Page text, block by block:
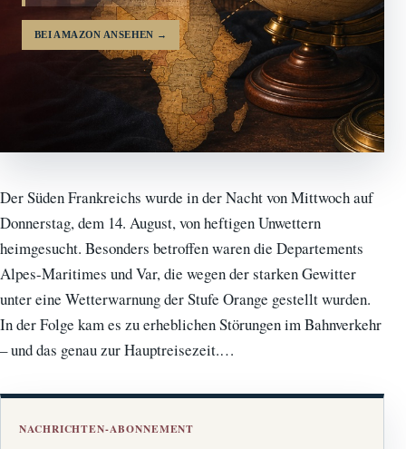
BEI AMAZON ANSEHEN →
Der Süden Frankreichs wurde in der Nacht von Mittwoch auf
Donnerstag, dem 14. August, von heftigen Unwettern
heimgesucht. Besonders betroffen waren die Departements
Alpes-Maritimes und Var, die wegen der starken Gewitter
unter eine Wetterwarnung der Stufe Orange gestellt wurden.
In der Folge kam es zu erheblichen Störungen im Bahnverkehr
– und das genau zur Hauptreisezeit.…
NACHRICHTEN-ABONNEMENT